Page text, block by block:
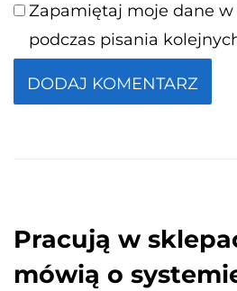
Zapamiętaj moje dane
podczas pisania
Pracują w
mówią o